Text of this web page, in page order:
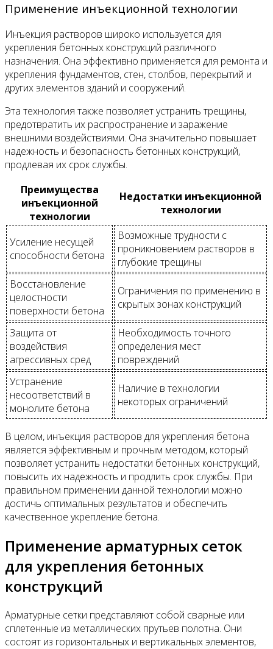
Применение инъекционной технологии
Инъекция растворов широко используется для
укрепления бетонных конструкций различного
назначения. Она эффективно применяется для ремонта и
укрепления фундаментов, стен, столбов, перекрытий и
других элементов зданий и сооружений.
Эта технология также позволяет устранить трещины,
предотвратить их распространение и заражение
внешними воздействиями. Она значительно повышает
надежность и безопасность бетонных конструкций,
продлевая их срок службы.
Преимущества
инъекционной
технологии
Недостатки инъекционной
технологии
Усиление несущей
способности бетона
Возможные трудности с
проникновением растворов в
глубокие трещины
Восстановление
целостности
поверхности бетона
Ограничения по применению в
скрытых зонах конструкций
Защита от
воздействия
агрессивных сред
Необходимость точного
определения мест
повреждений
Устранение
несоответствий в
монолите бетона
Наличие в технологии
некоторых ограничений
В целом, инъекция растворов для укрепления бетона
является эффективным и прочным методом, который
позволяет устранить недостатки бетонных конструкций,
повысить их надежность и продлить срок службы. При
правильном применении данной технологии можно
достичь оптимальных результатов и обеспечить
качественное укрепление бетона.
Применение арматурных сеток
для укрепления бетонных
конструкций
Арматурные сетки представляют собой сварные или
сплетенные из металлических прутьев полотна. Они
состоят из горизонтальных и вертикальных элементов,